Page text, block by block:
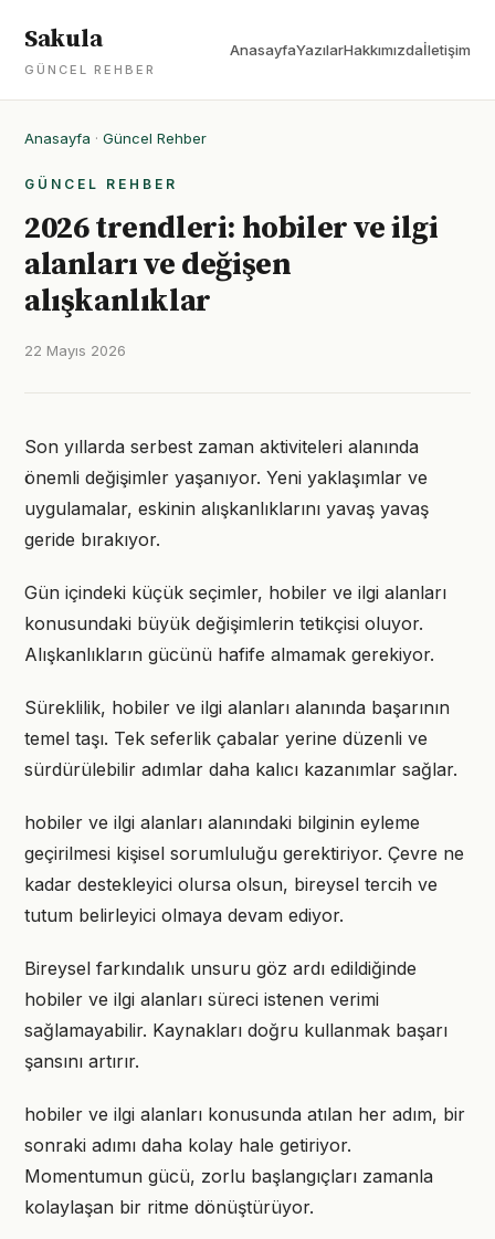
Sakula
GÜNCEL REHBER
AnasayfaYazılarHakkımızdaİletişim
Anasayfa · Güncel Rehber
GÜNCEL REHBER
2026 trendleri: hobiler ve ilgi
alanları ve değişen
alışkanlıklar
22 Mayıs 2026
Son yıllarda serbest zaman aktiviteleri alanında
önemli değişimler yaşanıyor. Yeni yaklaşımlar ve
uygulamalar, eskinin alışkanlıklarını yavaş yavaş
geride bırakıyor.
Gün içindeki küçük seçimler, hobiler ve ilgi alanları
konusundaki büyük değişimlerin tetikçisi oluyor.
Alışkanlıkların gücünü hafife almamak gerekiyor.
Süreklilik, hobiler ve ilgi alanları alanında başarının
temel taşı. Tek seferlik çabalar yerine düzenli ve
sürdürülebilir adımlar daha kalıcı kazanımlar sağlar.
hobiler ve ilgi alanları alanındaki bilginin eyleme
geçirilmesi kişisel sorumluluğu gerektiriyor. Çevre ne
kadar destekleyici olursa olsun, bireysel tercih ve
tutum belirleyici olmaya devam ediyor.
Bireysel farkındalık unsuru göz ardı edildiğinde
hobiler ve ilgi alanları süreci istenen verimi
sağlamayabilir. Kaynakları doğru kullanmak başarı
şansını artırır.
hobiler ve ilgi alanları konusunda atılan her adım, bir
sonraki adımı daha kolay hale getiriyor.
Momentumun gücü, zorlu başlangıçları zamanla
kolaylaşan bir ritme dönüştürüyor.